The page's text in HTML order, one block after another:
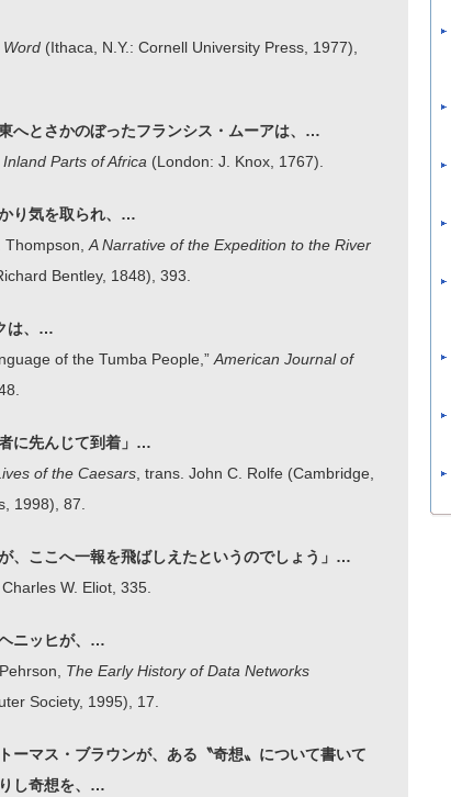
(Ithaca, N.Y.: Cornell University Press, 1977),
へとさかのぼったフランシス・ムーアは、…
Parts of Africa (London: J. Knox, 1767).
り気を取られ、…
A Narrative of the Expedition to the River
Bentley, 1848), 393.
は、…
of the Tumba People,” American Journal of
に先んじて到着」…
of the Caesars , trans. John C. Rolfe (Cambridge,
1998), 87.
、ここへ一報を飛ばしえたというのでしょう」…
Charles W. Eliot, 335.
ニッヒが、…
The Early History of Data Networks
Society, 1995), 17.
ーマス・ブラウンが、ある〝奇想〟について書いて
し奇想を、…